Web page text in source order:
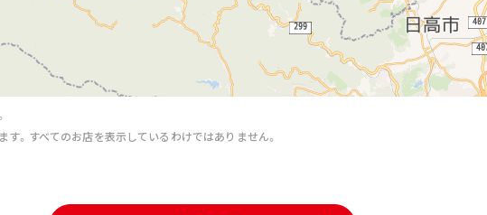
。すべてのお店を表示しているわけではありません。